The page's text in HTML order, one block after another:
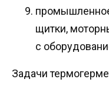
щитки,
с
Задачи